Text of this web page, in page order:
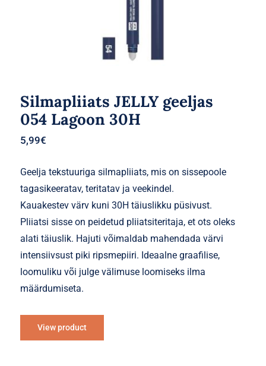
Silmapliiats JELLY geeljas
054 Lagoon 30H
5,99€
Geelja tekstuuriga silmapliiats, mis on sissepoole
tagasikeeratav, teritatav ja veekindel.
Kauakestev värv kuni 30H täiuslikku püsivust.
Pliiatsi sisse on peidetud pliiatsiteritaja, et ots oleks
alati täiuslik. Hajuti võimaldab mahendada värvi
intensiivsust piki ripsmepiiri. Ideaalne graafilise,
loomuliku või julge välimuse loomiseks ilma
määrdumiseta.
View product